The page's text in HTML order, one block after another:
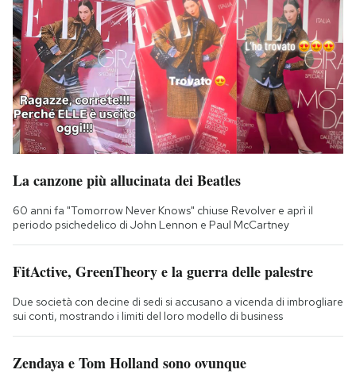
La canzone più allucinata dei Beatles
60 anni fa "Tomorrow Never Knows" chiuse Revolver e aprì il
periodo psichedelico di John Lennon e Paul McCartney
FitActive, GreenTheory e la guerra delle palestre
Due società con decine di sedi si accusano a vicenda di imbrogliare
sui conti, mostrando i limiti del loro modello di business
Zendaya e Tom Holland sono ovunque